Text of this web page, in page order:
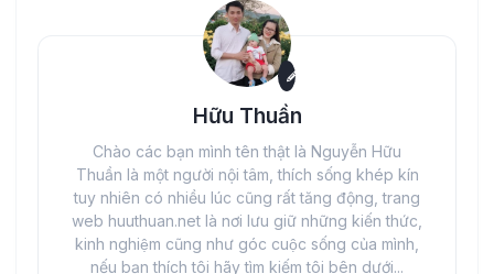
Hữu Thuần
Chào các bạn mình tên thật là Nguyễn Hữu
Thuần là một người nội tâm, thích sống khép kín
tuy nhiên có nhiều lúc cũng rất tăng động, trang
web huuthuan.net là nơi lưu giữ những kiến thức,
kinh nghiệm cũng như góc cuộc sống của mình,
nếu bạn thích tôi hãy tìm kiếm tôi bên dưới...